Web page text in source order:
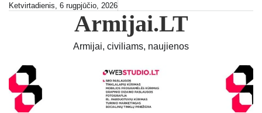
SkipKetvirtadienis, 6 rugpjūčio, 2026
Armijai.LT
Armijai, civiliams, naujienos